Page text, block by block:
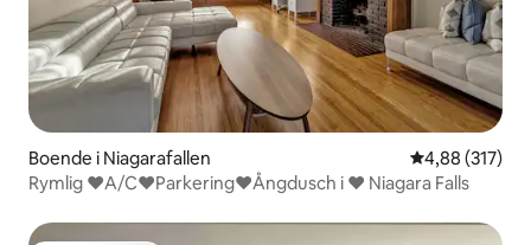
Boende i Niagarafallen 4,88 av 5 i
4,88 (317)
Rymlig ♥A/C♥Parkering♥Ångdusch i ♥ Niagara Falls